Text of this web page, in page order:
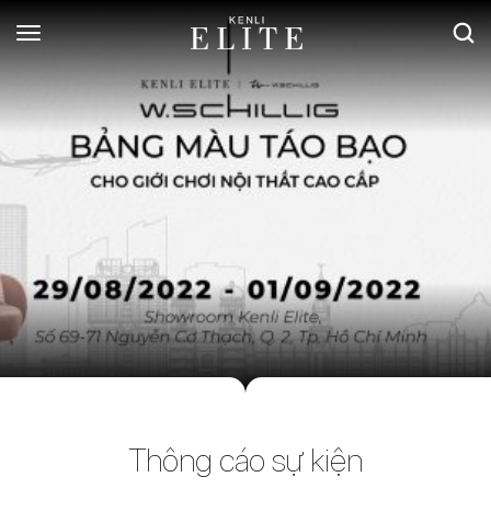
Thông cáo sự kiện